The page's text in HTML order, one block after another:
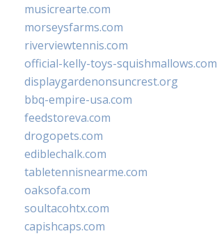
musicrearte.com
morseysfarms.com
riverviewtennis.com
official-kelly-toys-squishmallows.com
displaygardenonsuncrest.org
bbq-empire-usa.com
feedstoreva.com
drogopets.com
ediblechalk.com
tabletennisnearme.com
oaksofa.com
soultacohtx.com
capishcaps.com